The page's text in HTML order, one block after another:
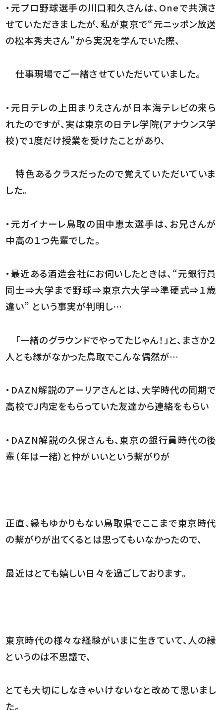
・元プロ野球選手の川口和久さんは、Oneで共演さ
せていただきましたが、私が東京で“元ニッポン放送
の松本秀夫さん”から実況を学んでいた際、
仕事現場でご一緒させていただいていました。
・元日テレの上田まりえさんが日本海テレビの来ら
れたのですが、実は東京の日テレ学院(アナウンス学
校)で1度だけ授業を受けたことがあり、
特色あるクラスだったので覚えていただいていま
した。
・元ガイナーレ鳥取の田中恵太選手は、お兄さんが
中高の１つ先輩でした。
・最近ある酒造会社にお伺いしたときは、“元銀行員
同士⇒大学まで野球⇒東京六大学⇒準硬式⇒１歳
違い” という事実が判明し…
「一緒のグラウンドでやってたじゃん！」と、まさか２
人とも縁がなかった鳥取でこんな偶然が…
・DAZN解説のアーリアさんとは、大学時代の同期で
高校でJ内定をもらっていた友達から連絡をもらい
・DAZN解説の久保さんも、東京の銀行員時代の後
輩（年は一緒）と仲がいいという繋がりが
正直、縁もゆかりもない鳥取県でここまで東京時代
の繋がりが出てくるとは思ってもいなかったので、
最近はとても嬉しい日々を過ごしております。
東京時代の様々な経験がいまに生きていて、人の縁
というのは不思議で、
とても大切にしなきゃいけないなと改めて思いまし
た。